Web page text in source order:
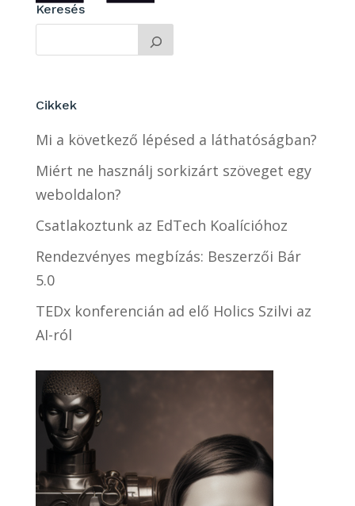
Keresés
Cikkek
Mi a következő lépésed a láthatóságban?
Miért ne használj sorkizárt szöveget egy
weboldalon?
Csatlakoztunk az EdTech Koalícióhoz
Rendezvényes megbízás: Beszerzői Bár
5.0
TEDx konferencián ad elő Holics Szilvi az
AI-ról